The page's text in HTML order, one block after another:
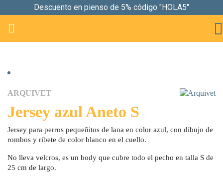
Descuento en pienso de 5% código "HOLA5"

ARQUIVET
Jersey azul Aneto S
Jersey para perros pequeñitos de lana en color azul, con dibujo de
rombos y ribete de color blanco en el cuello.
No lleva velcros, es un body que cubre todo el pecho en talla S de
25 cm de largo.